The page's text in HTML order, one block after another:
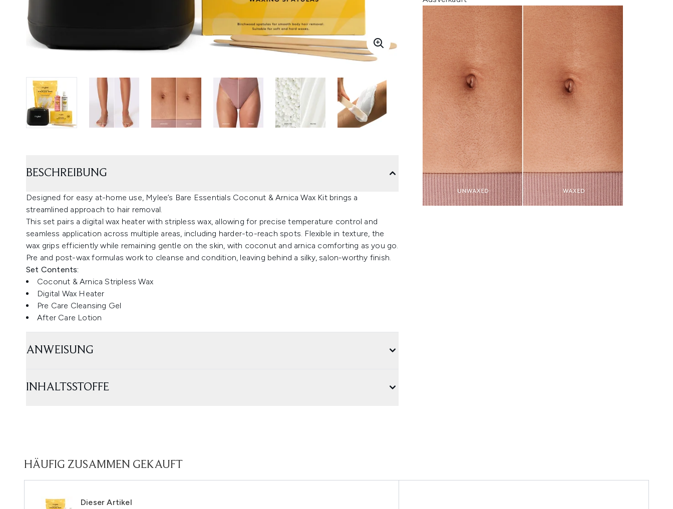
BESCHREIBUNG
Designed for easy at-home use, Mylee’s Bare Essentials Coconut & Arnica Wax Kit brings a
streamlined approach to hair removal.
This set pairs a digital wax heater with stripless wax, allowing for precise temperature control and
seamless application across multiple areas, including harder-to-reach spots. Flexible in texture, the
wax grips efficiently while remaining gentle on the skin, with coconut and arnica comforting as you go.
Pre and post-wax formulas work to cleanse and condition, leaving behind a silky, salon-worthy finish.
Set Contents:
Coconut & Arnica Stripless Wax
Digital Wax Heater
Pre Care Cleansing Gel
After Care Lotion
ANWEISUNG
INHALTSSTOFFE
HÄUFIG ZUSAMMEN GEKAUFT
Dieser Artikel